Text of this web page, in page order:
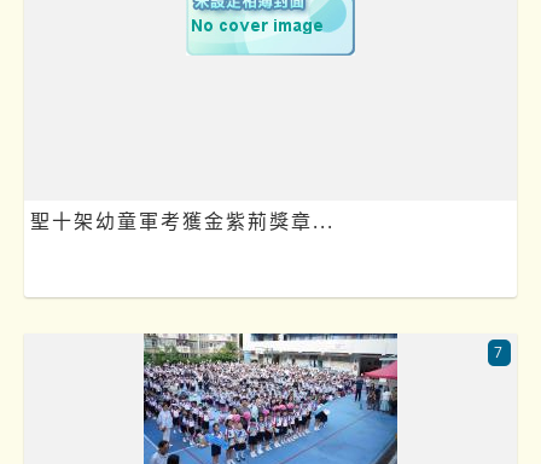
聖十架幼童軍考獲金紫荊獎章...
7